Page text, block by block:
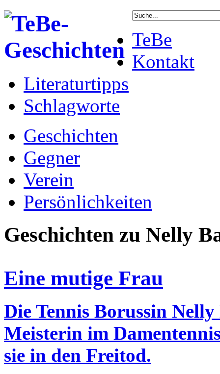
TeBe
Kontakt
Literaturtipps
Schlagworte
Geschichten
Gegner
Verein
Persönlichkeiten
Geschichten zu Nelly
Eine mutige Frau
Die Tennis Borussin
Meisterin im
sie in den Freitod.